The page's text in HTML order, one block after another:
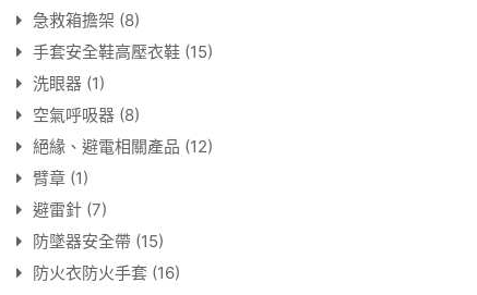
急救箱擔架 (8)
手套安全鞋高壓衣鞋 (15)
洗眼器 (1)
空氣呼吸器 (8)
絕緣、避電相關產品 (12)
臂章 (1)
避雷針 (7)
防墜器安全帶 (15)
防火衣防火手套 (16)